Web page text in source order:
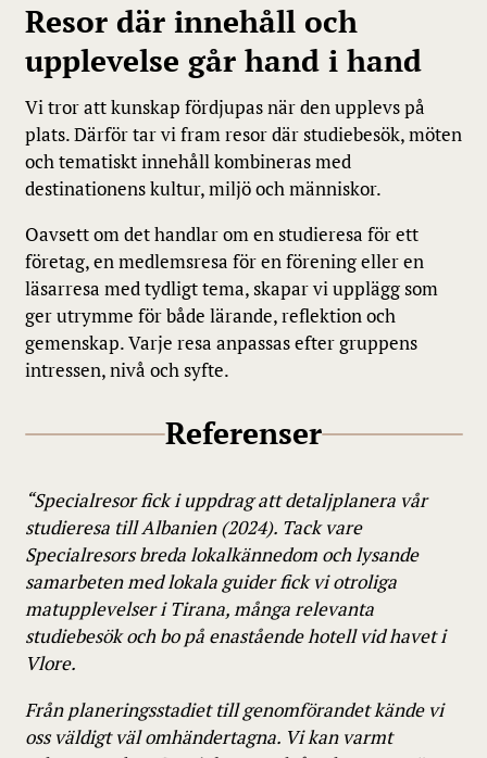
Resor där innehåll och
upplevelse går hand i hand
Vi tror att kunskap fördjupas när den upplevs på
plats. Därför tar vi fram resor där studiebesök, möten
och tematiskt innehåll kombineras med
destinationens kultur, miljö och människor.
Oavsett om det handlar om en studieresa för ett
företag, en medlemsresa för en förening eller en
läsarresa med tydligt tema, skapar vi upplägg som
ger utrymme för både lärande, reflektion och
gemenskap. Varje resa anpassas efter gruppens
intressen, nivå och syfte.
Referenser
“Specialresor fick i uppdrag att detaljplanera vår
studieresa till Albanien (2024). Tack vare
Specialresors breda lokalkännedom och lysande
samarbeten med lokala guider fick vi otroliga
matupplevelser i Tirana, många relevanta
studiebesök och bo på enastående hotell vid havet i
Vlore.
Från planeringsstadiet till genomförandet kände vi
oss väldigt väl omhändertagna. Vi kan varmt